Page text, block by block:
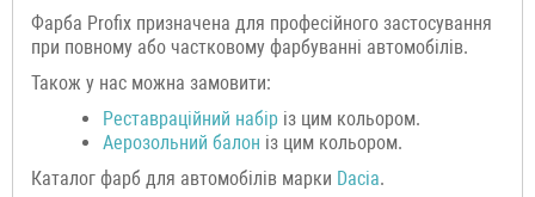
Фарба Profix призначена для професійного застосування
при повному або частковому фарбуванні автомобілів.
Також у нас можна замовити:
Реставраційний набір із цим кольором.
Аерозольний балон із цим кольором.
Каталог фарб для автомобілів марки Dacia.